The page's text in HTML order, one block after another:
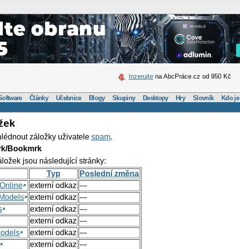
Inzerujte na AbcPráce.cz od 950 Kč
Články Učebnice Blogy Skupiny Desktopy Hry Slovník Kdo je
záložky uživatelespam.
Bookmrk
jsou následující stránky:
Typ
Poslední změna
externí odkaz ---
externí odkaz ---
externí odkaz ---
externí odkaz ---
externí odkaz ---
externí odkaz ---